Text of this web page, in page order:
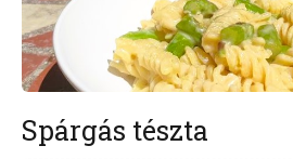
Spárgás tészta